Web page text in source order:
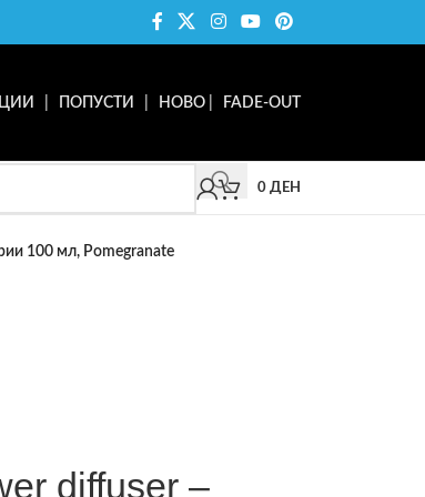
ПОПУСТИ НОВО FADE-OUT
0 ДЕН
100 мл, Pomegranate
diffuser –